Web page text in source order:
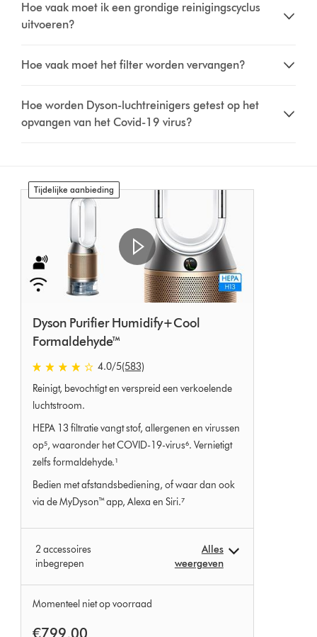
Hoe vaak moet ik een grondige reinigingscyclus
uitvoeren?
Hoe vaak moet het filter worden vervangen?
Hoe worden Dyson-luchtreinigers getest op het
opvangen van het Covid-19 virus?
Tijdelijke aanbieding
Dyson Purifier Humidify+Cool
Formaldehyde™
4.0 sterren van 5 van 583 Ratings
4.0/5(583)
Reinigt, bevochtigt en verspreid een verkoelende
luchtstroom.
HEPA 13 filtratie vangt stof, allergenen en virussen
op⁵, waaronder het COVID-19-virus⁶. Vernietigt
zelfs formaldehyde.¹
Bedien met afstandsbediening, of waar dan ook
via de MyDyson™ app, Alexa en Siri.⁷
2 accessoires
inbegrepen
Alles
weergeven
Momenteel niet op voorraad